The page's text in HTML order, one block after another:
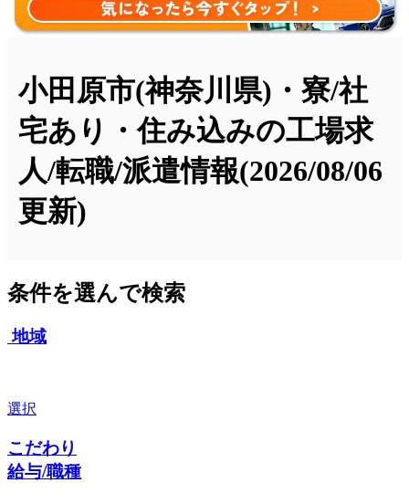
小田原市(神奈川県)・寮/社
宅あり・住み込みの工場求
人/転職/派遣情報(2026/08/06
更新)
条件を選んで検索
地域
選択
こだわり
給与/職種